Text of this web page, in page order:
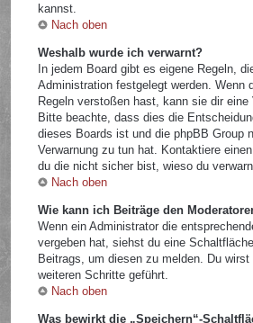
kannst.
Nach oben
Weshalb wurde ich verwarnt?
In jedem Board gibt es eigene Regeln,
Administration festgelegt werden. Wenn
Regeln verstoßen hast, kann sie dir eine
Bitte beachte, dass dies die
dieses Boards ist und die phpBB Group
Verwarnung zu tun hat. Kontaktiere
du die nicht sicher bist, wieso du
Nach oben
Wie kann ich Beiträge den
Wenn ein Administrator die
vergeben hat, siehst du eine
Beitrags, um diesen zu melden. Du wirst
weiteren Schritte geführt.
Nach oben
Was bewirkt die „Speichern“-